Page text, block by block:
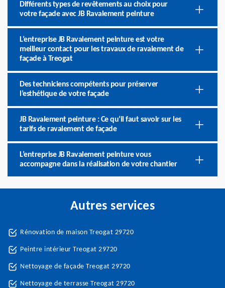
Différents types de revêtements au choix pour
votre façade avec JB Ravalement peinture
L’entreprise JB Ravalement peinture est votre
meilleur contact pour les travaux de ravalement de
façade à Treogat
Des techniciens compétents pour préserver
l’esthétique de votre façade
JB Ravalement peinture : Ce qu’il faut savoir sur les
tarifs de ravalement de façade
L’entreprise JB Ravalement peinture vous
accompagne dans la réalisation de votre chantier
Autres services
Rénovation de maison Treogat 29720
Peintre intérieur Treogat 29720
Nettoyage de façade Treogat 29720
Nettoyage de terrasse Treogat 29720